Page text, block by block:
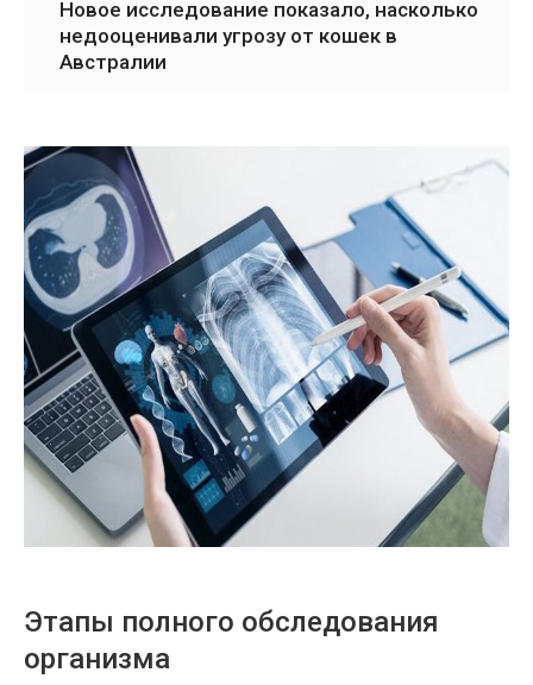
Новое исследование показало, насколько
недооценивали угрозу от кошек в
Австралии
Этапы полного обследования
организма